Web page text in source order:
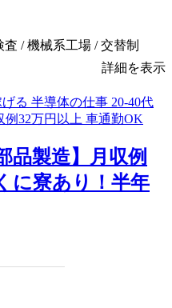
/ 機械系工場 / 交替制
詳細を表示
品製造】月収例
に寮あり！半年